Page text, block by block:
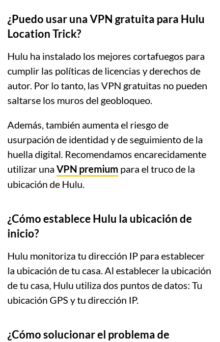
¿Puedo usar una VPN gratuita para Hulu
Location Trick?
Hulu ha instalado los mejores cortafuegos para
cumplir las políticas de licencias y derechos de
autor. Por lo tanto, las VPN gratuitas no pueden
saltarse los muros del geobloqueo.
Además, también aumenta el riesgo de
usurpación de identidad y de seguimiento de la
huella digital. Recomendamos encarecidamente
utilizar una VPN premium para el truco de la
ubicación de Hulu.
¿Cómo establece Hulu la ubicación de
inicio?
Hulu monitoriza tu dirección IP para establecer
la ubicación de tu casa. Al establecer la ubicación
de tu casa, Hulu utiliza dos puntos de datos: Tu
ubicación GPS y tu dirección IP.
¿Cómo solucionar el problema de